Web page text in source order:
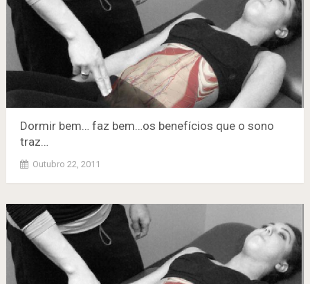
Dormir bem… faz bem…os benefícios que o sono
traz…
Outubro 22, 2011